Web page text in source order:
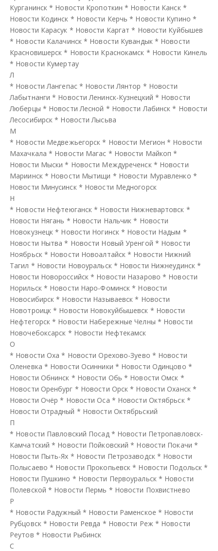
Курганинск * Новости Кропоткин * Новости Канск *
Новости Кодинск * Новости Керчь * Новости Купино *
Новости Карасук * Новости Каргат * Новости Куйбышев
* Новости Калачинск * Новости Кувандык * Новости
Красновишерск * Новости Краснокамск * Новости Кинель
* Новости Кумертау
Л
* Новости Лангепас* Новости Лянтор * Новости
Лабытнанги * Новости Ленинск-Кузнецкий * Новости
Люберцы * Новости Лесной * Новости Лабинск * Новости
Лесосибирск * Новости Лысьва
М
* Новости Медвежьегорск * Новости Мегион * Новости
Махачкала * Новости Магас * Новости Майкоп *
Новости Мыски * Новости Междуреченск * Новости
Мариинск * Новости Мытищи * Новости Муравленко *
Новости Минусинск * Новости Медногорск
Н
* Новости Нефтеюганск * Новости Нижневартовск *
Новости Нягань * Новости Нальчик * Новости
Новокузнецк * Новости Ногинск * Новости Надым *
Новости Нытва * Новости Новый Уренгой * Новости
Ноябрьск * Новости Новоалтайск * Новости Нижний
Тагил * Новости Новоуральск * Новости Нижнеудинск *
Новости Новороссийск * Новости Назарово * Новости
Норильск * Новости Наро-Фоминск * Новости
Новосибирск * Новости Называевск * Новости
Новотроицк * Новости Новокуйбышевск * Новости
Нефтегорск * Новости Набережные Челны * Новости
Новочебоксарск * Новости Нефтекамск
О
* Новости Оха * Новости Орехово-Зуево * Новости
Оленевка * Новости Осинники * Новости Одинцово *
Новости Обнинск * Новости Обь * Новости Омск *
Новости Оренбург * Новости Орск * Новости Оханск *
Новости Очёр * Новости Оса * Новости Октябрьск *
Новости Отрадный * Новости Октябрьский
П
* Новости Павловский Посад * Новости Петропавловск-
Камчатский * Новости Пойковский * Новости Покачи *
Новости Пыть-Ях * Новости Петрозаводск * Новости
Полысаево * Новости Прокопьевск * Новости Подольск *
Новости Пушкино * Новости Первоуральск * Новости
Полевской * Новости Пермь * Новости Похвистнево
Р
* Новости Радужный * Новости Раменское * Новости
Рубцовск * Новости Ревда * Новости Реж * Новости
Реутов * Новости Рыбинск
С